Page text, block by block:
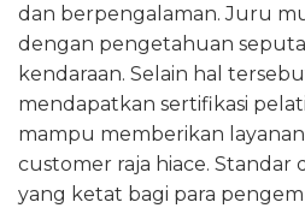
dan berpengalaman. Juru
dengan pengetahuan
kendaraan. Selain hal
mendapatkan sertifikasi
mampu memberikan
customer raja hiace. Standar
yang ketat bagi para